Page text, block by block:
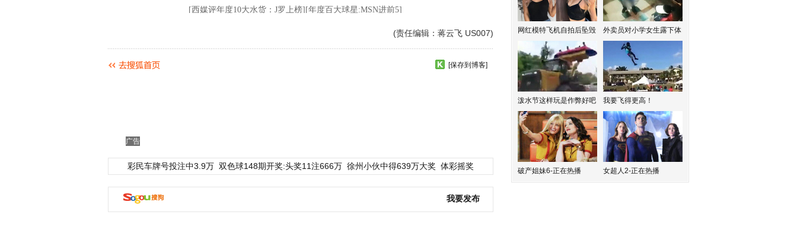
(责任编辑：蒋云飞 US007)
[保存到博客]
广告
彩民车牌号投注中3.9万 双色球148期开奖:头奖11注666万 徐州小伙中得639万大奖 体彩摇奖
我要发布
网红模特飞机自拍后坠毁 外卖员对小学女生露下体
泼水节这样玩是作弊好吧 我要飞得更高！
破产姐妹6-正在热播 女超人2-正在热播